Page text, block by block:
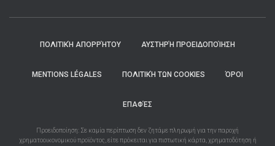
ΠΟΛΙΤΙΚΉ ΑΠΟΡΡΉΤΟΥ ΑΥΣΤΗΡΉ ΠΡΟΕΙΔΟΠΟΊΗΣΗ
MENTIONS LÉGALES ΠΟΛΙΤΙΚΉ ΤΩΝ COOKIES ΌΡΟΙ
ΕΠΑΦΈΣ
Προειδοποίηση: Σε καμία περίπτωση δεν ζητάμε πληρωμή για την παροχή
χρηματοοικονομικού προϊόντος, είτε πρόκειται για πιστωτική κάρτα, χρηματοδότηση ή